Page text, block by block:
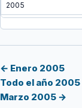
2005
2005
13 de febrero de
2005
← Enero 2005
Todo el año 2005
Marzo 2005 →